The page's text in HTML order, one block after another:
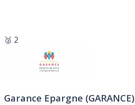
🥈 2
Garance Epargne (GARANCE)